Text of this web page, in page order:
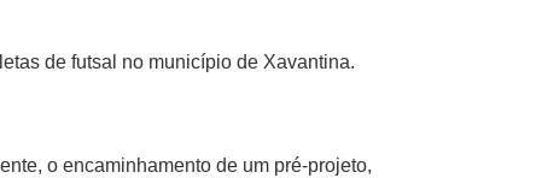
de futsal no município de Xavantina.
o encaminhamento de um pré-projeto,